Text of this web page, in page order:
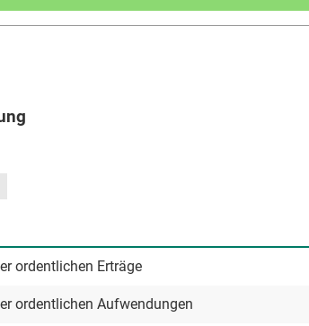
ordentlichen Erträge
ordentlichen Aufwendungen